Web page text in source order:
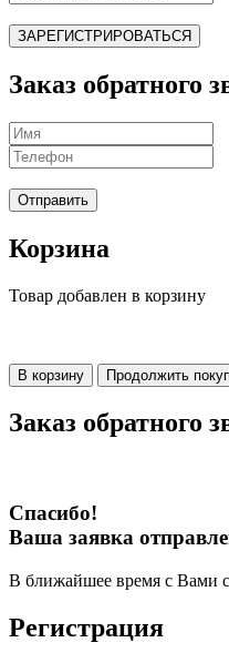
ЗАРЕГИСТРИРОВАТЬСЯ
Заказ обратного
Отправить
Корзина
Товар добавлен в корзину
В корзину Продолжить
Заказ обратного
Спасибо!
Ваша заявка
В ближайшее время с Вами
Регистрация